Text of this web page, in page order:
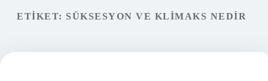
ETIKET: SÜKSESYON VE KLIMAKS NEDIR